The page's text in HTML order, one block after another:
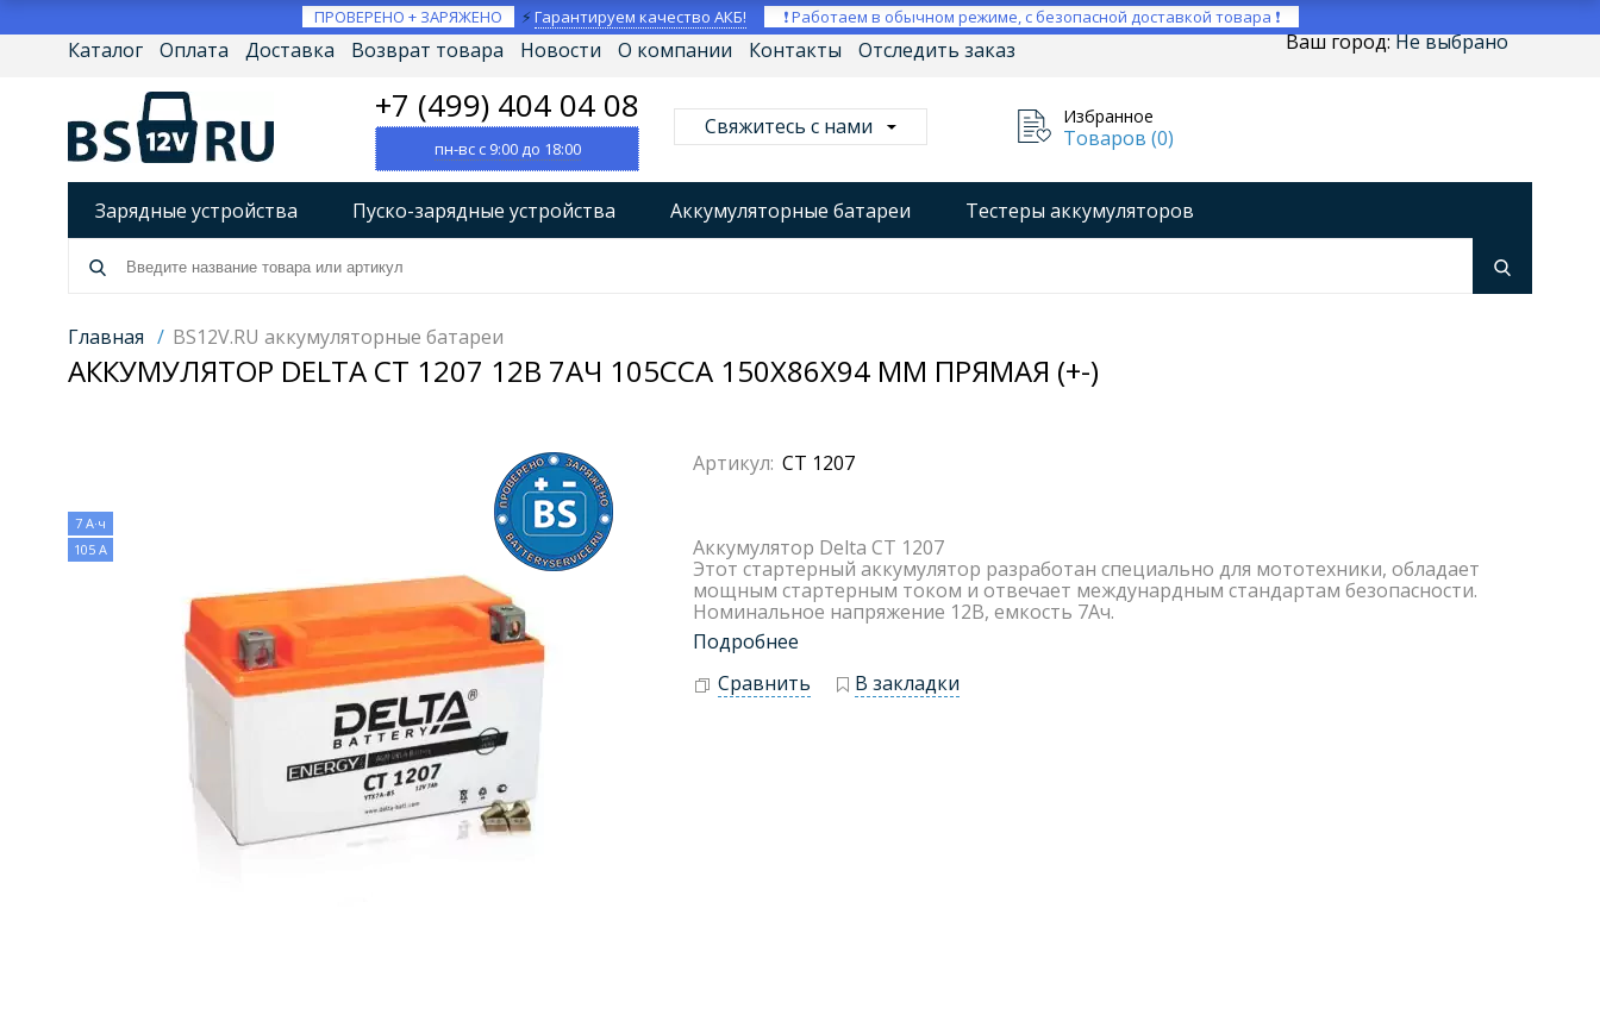
ПРОВЕРЕНО + ЗАРЯЖЕНО ⚡Гарантируем качество АКБ! ❗ Работаем в обычном режиме, с безопасной доставкой товара ❗
Ваш город:Не выбрано
Каталог Оплата Доставка Возврат товара Новости О компании Контакты Отследить заказ
+7 (499) 404 04 08
пн-вс с 9:00 до 18:00
Свяжитесь с нами Избранное
Товаров (0)
Зарядные устройства Пуско-зарядные устройства Аккумуляторные батареи Тестеры аккумуляторов
Разрядно-диагностические устройства
Источники бесперебойного питания (ИБП)
Товары по брендам
Главная / BS12V.RU аккумуляторные батареи
АККУМУЛЯТОР DELTA CT 1207 12В 7АЧ 105CCA 150X86X94 ММ ПРЯМАЯ (+-)
7 А·ч
105 А
Артикул: CT 1207
Аккумулятор Delta CT 1207
Этот стартерный аккумулятор разработан специально для мототехники, обладает
мощным стартерным током и отвечает междунардным стандартам безопасности.
Номинальное напряжение 12В, емкость 7Ач.
Подробнее
Сравнить
В закладки